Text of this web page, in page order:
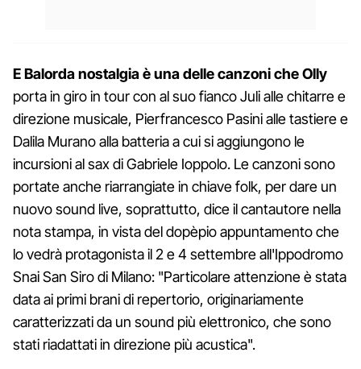
E Balorda nostalgia è una delle canzoni che Olly
porta in giro in tour con al suo fianco Juli alle chitarre e
direzione musicale, Pierfrancesco Pasini alle tastiere e
Dalila Murano alla batteria a cui si aggiungono le
incursioni al sax di Gabriele Ioppolo. Le canzoni sono
portate anche riarrangiate in chiave folk, per dare un
nuovo sound live, soprattutto, dice il cantautore nella
nota stampa, in vista del dopèpio appuntamento che
lo vedrà protagonista il 2 e 4 settembre all'Ippodromo
Snai San Siro di Milano: "Particolare attenzione è stata
data ai primi brani di repertorio, originariamente
caratterizzati da un sound più elettronico, che sono
stati riadattati in direzione più acustica".